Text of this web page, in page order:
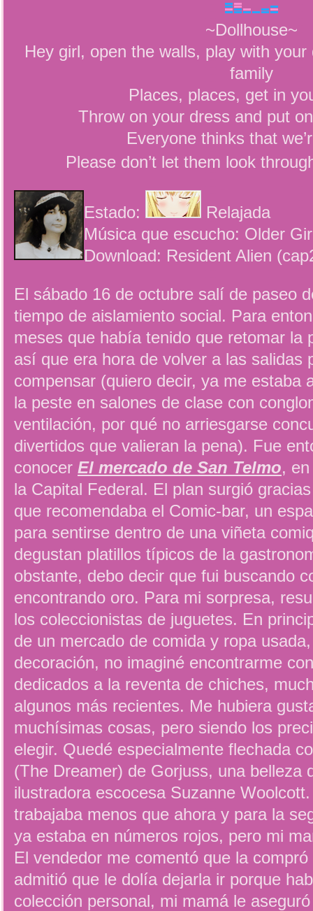
~Dollhouse~
Hey girl, open the walls, play with your
family
Places, places, get in
Throw on your dress and put
Everyone thinks that
Please don’t let them look
Estado:
Relajada
Música que escucho: Older
Download: Resident Alien
El sábado 16 de octubre salí de paseo
tiempo de aislamiento social. Para
meses que había tenido que retomar la
así que era hora de volver a las salidas
compensar (quiero decir, ya me estaba
la peste en salones de clase con
ventilación, por qué no arriesgarse
divertidos que valieran la pena). Fue
conocer El mercado de San Telmo,
la Capital Federal. El plan surgió
que recomendaba el Comic-bar, un
para sentirse dentro de una viñeta
degustan platillos típicos de la
obstante, debo decir que fui buscando
encontrando oro. Para mi sorpresa,
los coleccionistas de juguetes. En
de un mercado de comida y ropa
decoración, no imaginé encontrarme
dedicados a la reventa de chiches,
algunos más recientes. Me hubiera
muchísimas cosas, pero siendo los
elegir. Quedé especialmente flechada
(The Dreamer) de Gorjuss, una belleza
ilustradora escocesa Suzanne
trabajaba menos que ahora y para la
ya estaba en números rojos, pero mi
El vendedor me comentó que la
admitió que le dolía dejarla ir porque
colección personal, mi mamá le